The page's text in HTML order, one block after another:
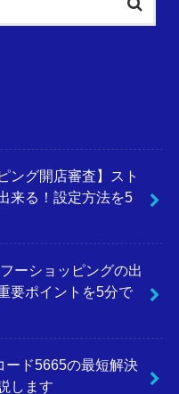
ング開店審査】スト
来る！設定方法を5
ーショッピングの出
要ポイントを5分で
ード5665の最短解決
します